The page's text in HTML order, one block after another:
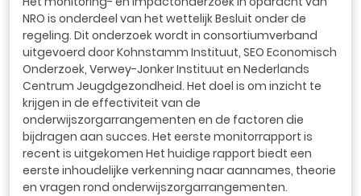
NRO is onderdeel van het wettelijk Besluit onder de
regeling. Dit onderzoek wordt in consortiumverband
uitgevoerd door Kohnstamm Instituut, SEO Economisch
Onderzoek, Verwey-Jonker Instituut en Nederlands
Centrum Jeugdgezondheid. Het doel is om inzicht te
krijgen in de effectiviteit van de
onderwijszorgarrangementen en de factoren die
bijdragen aan succes. Het eerste monitorrapport is
recent is uitgekomen Het huidige rapport biedt een
eerste inhoudelijke verkenning naar aannames, theorie
en vragen rond onderwijszorgarrangementen.